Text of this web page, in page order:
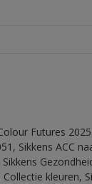
Futures
Sikkens ACC
kleuren,